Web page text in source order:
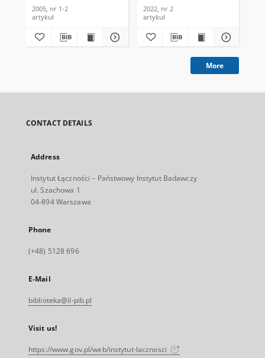
2005, nr 1-2
artykuł
2022, nr 2
artykuł
More
CONTACT DETAILS
Address
Instytut Łączności – Państwowy Instytut Badawczy
ul. Szachowa 1
04-894 Warszawa
Phone
(+48) 5128 696
E-Mail
biblioteka@il-pib.pl
Visit us!
https://www.gov.pl/web/instytut-lacznosci